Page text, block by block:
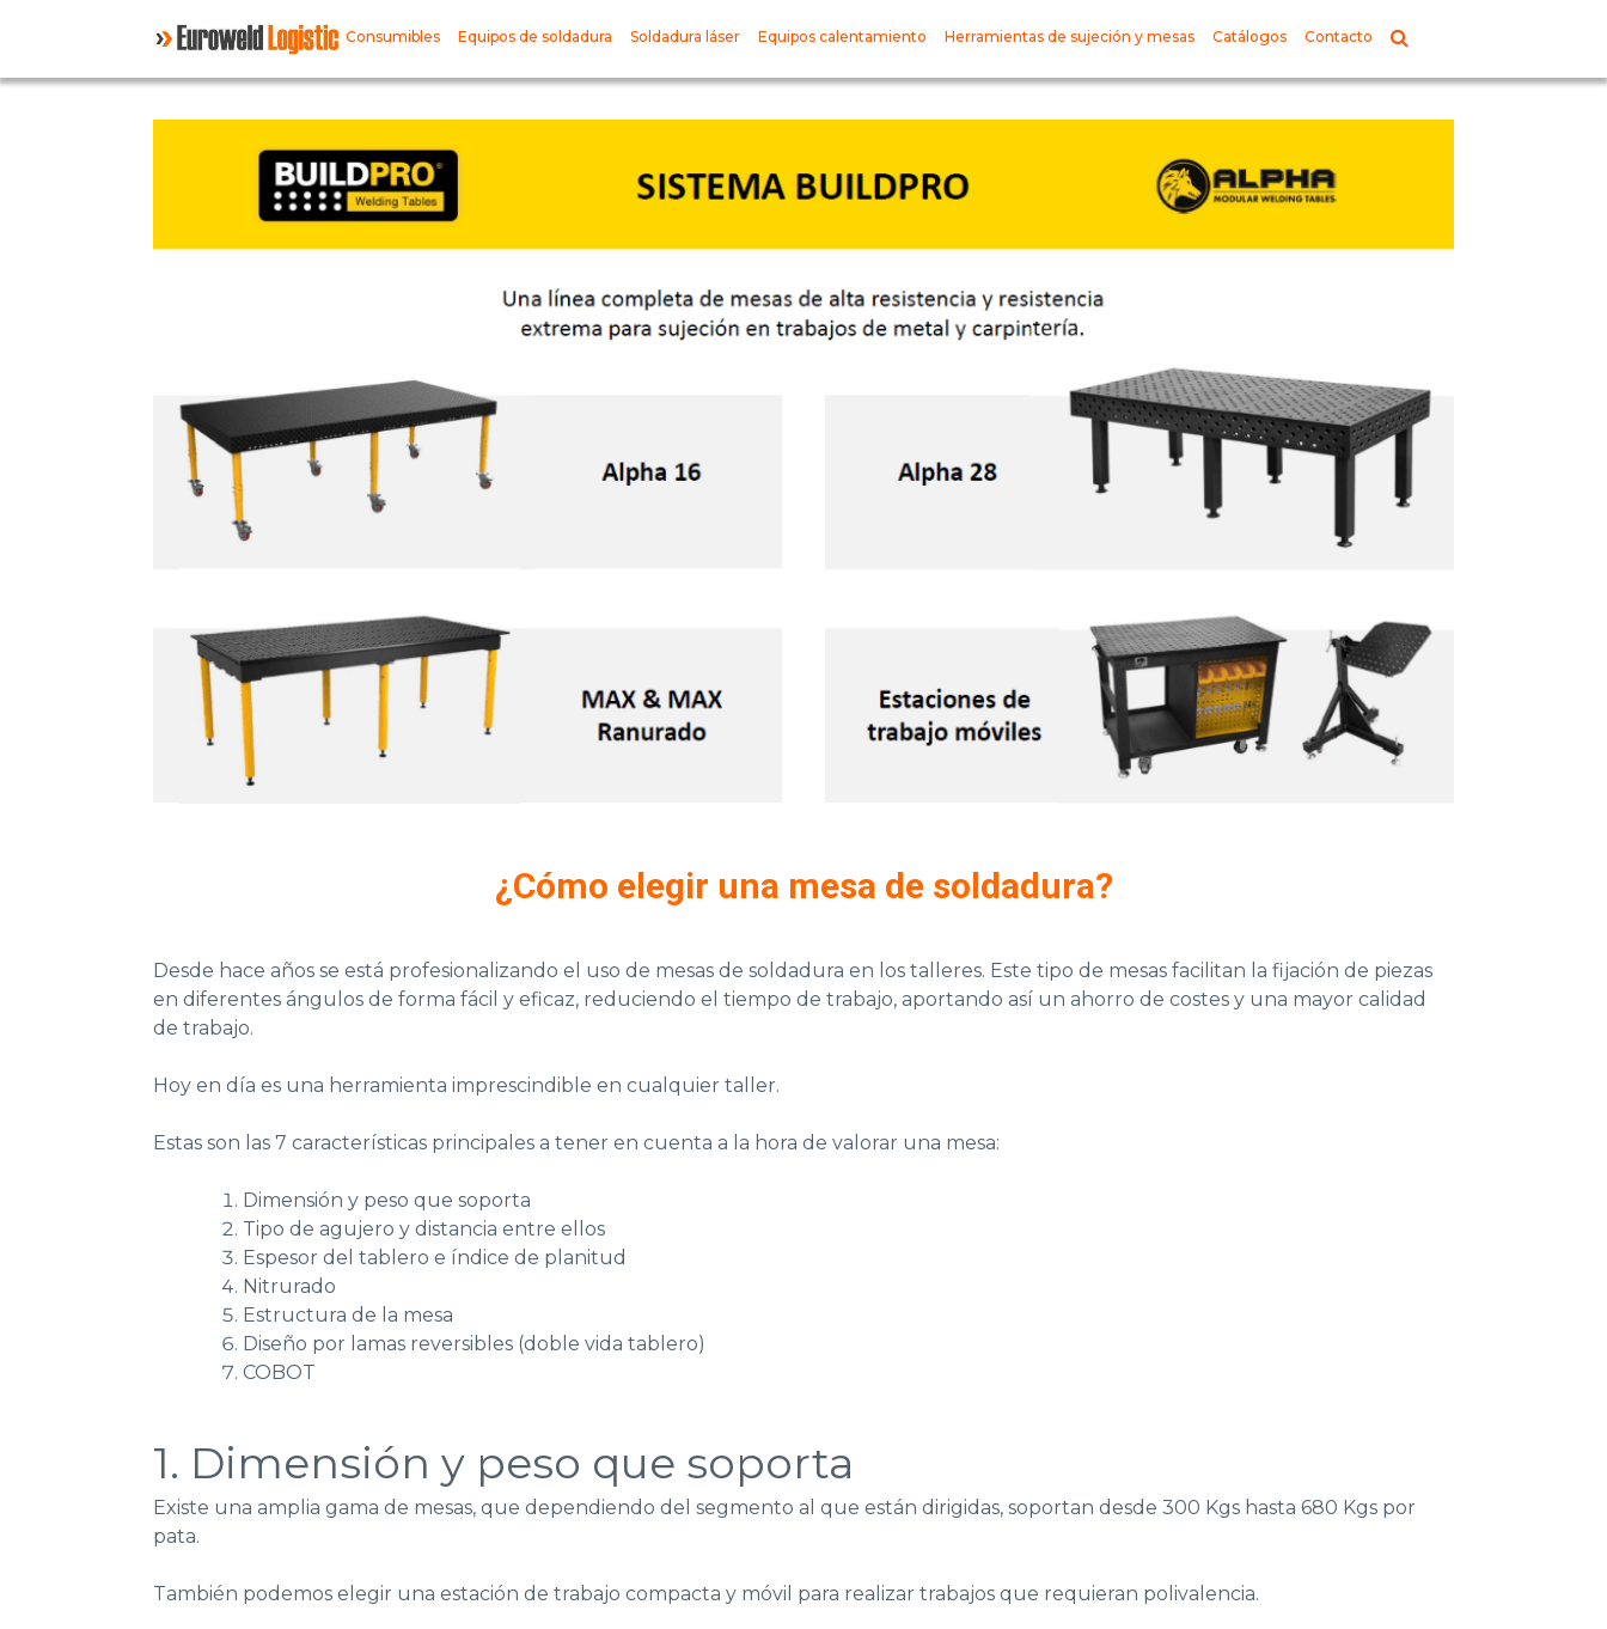
Consumibles Equipos de soldadura Soldadura láser Equipos calentamiento Herramientas de sujeción y mesas Catálogos Contacto
¿Cómo elegir una mesa de soldadura?
Desde hace años se está profesionalizando el uso de mesas de soldadura en los talleres. Este tipo de mesas facilitan la fijación de piezas
en diferentes ángulos de forma fácil y eficaz, reduciendo el tiempo de trabajo, aportando así un ahorro de costes y una mayor calidad
de trabajo.
Hoy en día es una herramienta imprescindible en cualquier taller.
Estas son las 7 características principales a tener en cuenta a la hora de valorar una mesa:
Dimensión y peso que soporta
Tipo de agujero y distancia entre ellos
Espesor del tablero e índice de planitud
Nitrurado
Estructura de la mesa
Diseño por lamas reversibles (doble vida tablero)
COBOT
1. Dimensión y peso que soporta
Existe una amplia gama de mesas, que dependiendo del segmento al que están dirigidas, soportan desde 300 Kgs hasta 680 Kgs por
pata.
También podemos elegir una estación de trabajo compacta y móvil para realizar trabajos que requieran polivalencia.